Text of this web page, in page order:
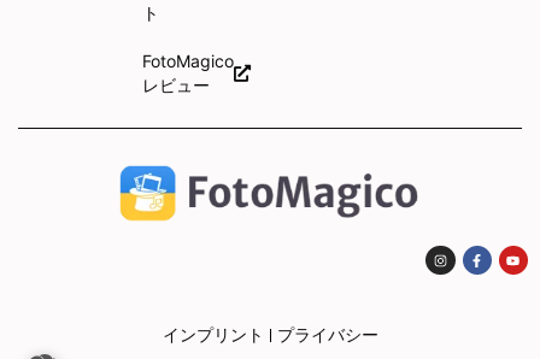
ト
FotoMagico
レビュー
インプリント
プライバシー